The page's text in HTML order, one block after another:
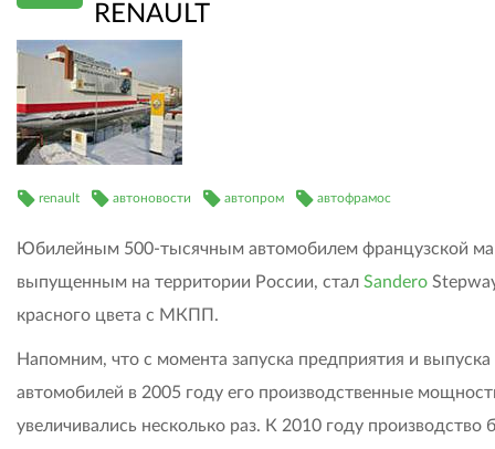
RENAULT
renault автоновости автопром автофрамос
Юбилейным 500-тысячным автомобилем французской
выпущенным на территории России, стал Sandero
красного цвета с МКПП.
Напомним, что с момента запуска предприятия и
автомобилей в 2005 году его производственные
увеличивались несколько раз. К 2010 году производство